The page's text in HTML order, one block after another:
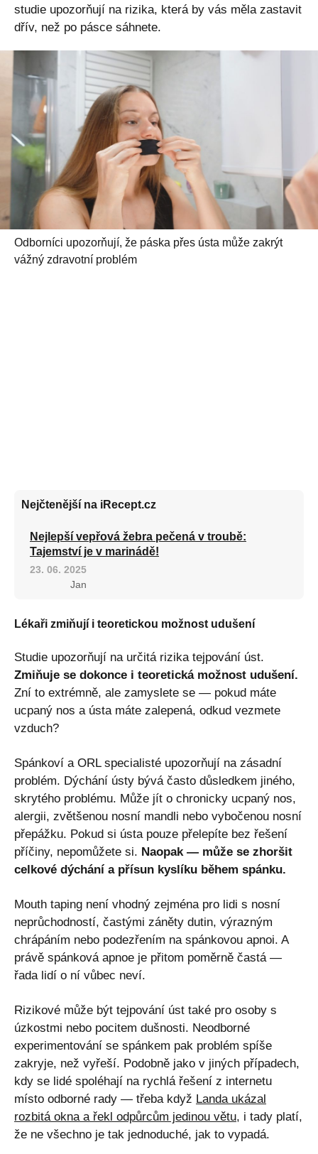
studie upozorňují na rizika, která by vás měla zastavit
dřív, než po pásce sáhnete.
Odborníci upozorňují, že páska přes ústa může zakrýt
vážný zdravotní problém
Nejčtenější na iRecept.cz
Nejlepší vepřová žebra pečená v troubě:
Tajemství je v marinádě!
23. 06. 2025
Jan
Lékaři zmiňují i teoretickou možnost udušení
Studie upozorňují na určitá rizika tejpování úst.
Zmiňuje se dokonce i teoretická možnost udušení.
Zní to extrémně, ale zamyslete se — pokud máte
ucpaný nos a ústa máte zalepená, odkud vezmete
vzduch?
Spánkoví a ORL specialisté upozorňují na zásadní
problém. Dýchání ústy bývá často důsledkem jiného,
skrytého problému. Může jít o chronicky ucpaný nos,
alergii, zvětšenou nosní mandli nebo vybočenou nosní
přepážku. Pokud si ústa pouze přelepíte bez řešení
příčiny, nepomůžete si. Naopak — může se zhoršit
celkové dýchání a přísun kyslíku během spánku.
Mouth taping není vhodný zejména pro lidi s nosní
neprůchodností, častými záněty dutin, výrazným
chrápáním nebo podezřením na spánkovou apnoi. A
právě spánková apnoe je přitom poměrně častá —
řada lidí o ní vůbec neví.
Rizikové může být tejpování úst také pro osoby s
úzkostmi nebo pocitem dušnosti. Neodborné
experimentování se spánkem pak problém spíše
zakryje, než vyřeší. Podobně jako v jiných případech,
kdy se lidé spoléhají na rychlá řešení z internetu
místo odborné rady — třeba když Landa ukázal
rozbitá okna a řekl odpůrcům jedinou větu, i tady platí,
že ne všechno je tak jednoduché, jak to vypadá.